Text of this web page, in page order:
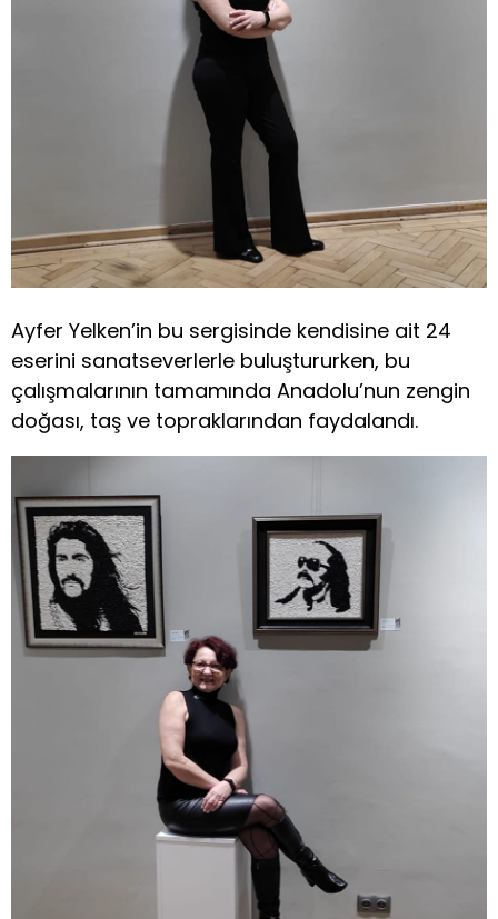
Ayfer Yelken’in bu sergisinde kendisine ait 24
eserini sanatseverlerle buluştururken, bu
çalışmalarının tamamında Anadolu’nun zengin
doğası, taş ve topraklarından faydalandı.